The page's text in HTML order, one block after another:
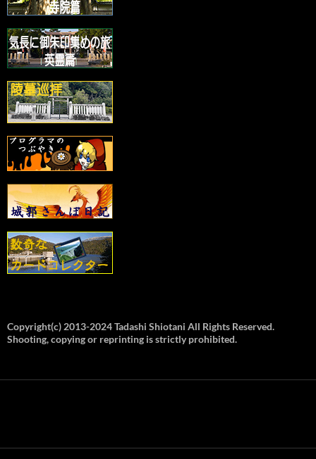
Copyright(c) 2013-2024 Tadashi Shiotani All Rights Reserved.
Shooting, copying or reprinting is strictly prohibited.